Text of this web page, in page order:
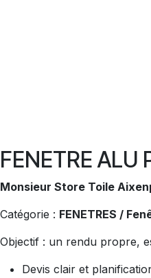
FENETRE
Monsieur Store Toile
Catégorie : FENETRES /
Objectif : un rendu propre,
Devis clair et